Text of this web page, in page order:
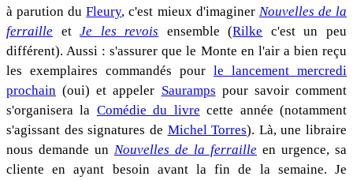
à parution duFleury, c'est mieux d'imaginer Nouvelles de la
ferraille etJe les revois ensemble (Rilke c'est un peu
différent). Aussi : s'assurer que le Monte en l'air a bien reçu
les exemplaires commandés pour le lancement mercredi
prochain (oui) et appeler Sauramps pour savoir comment
s'organisera la Comédie du livre cette année (notamment
s'agissant des signatures de Michel Torres). Là, une libraire
nous demande un Nouvelles de la ferraille en urgence, sa
cliente en ayant besoin avant la fin de la semaine. Je